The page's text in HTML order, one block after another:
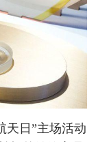
天日”主场活动